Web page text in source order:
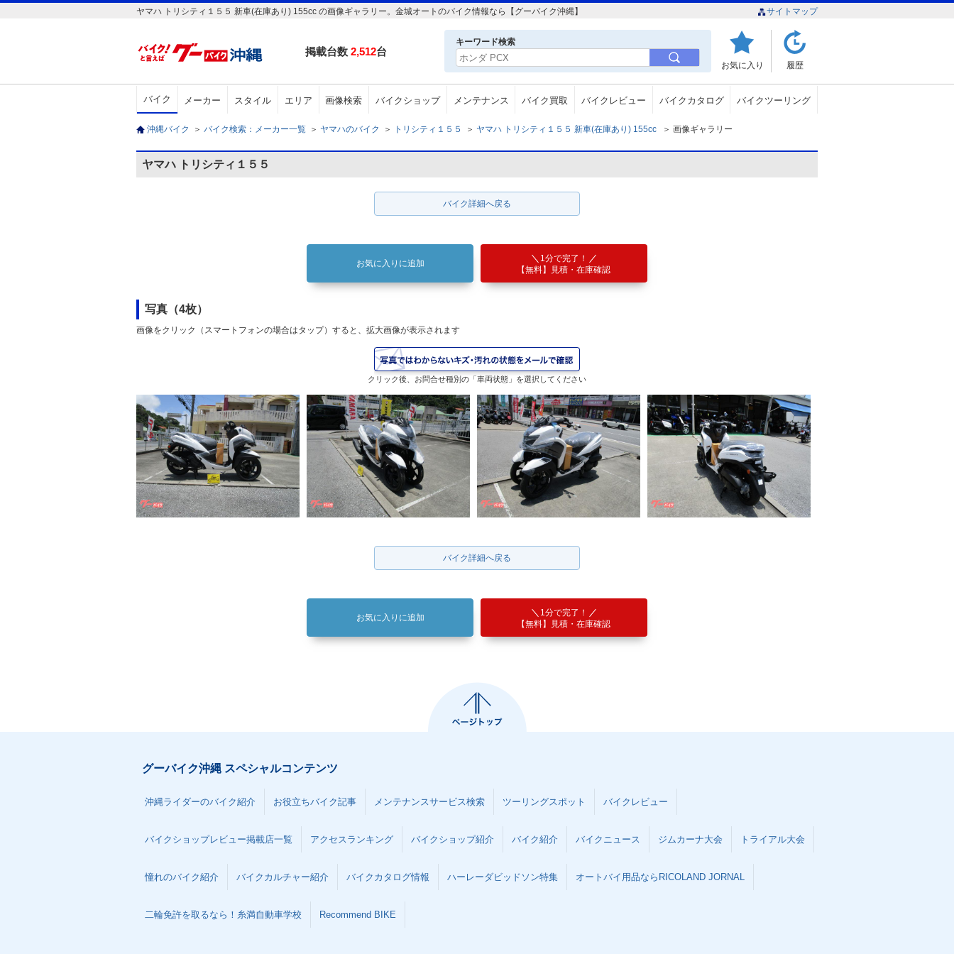
ヤマハ トリシティ１５５ 新車(在庫あり) 155cc の画像ギャラリー。金城オートのバイク情報なら【グーバイク沖縄】 サイトマップ
掲載台数 2,512台
キーワード検索
お気に入り 履歴
バイク メーカー スタイル エリア 画像検索 バイクショップ メンテナンス バイク買取 バイクレビュー バイクカタログ バイクツーリング
沖縄バイク ＞ バイク検索：メーカー一覧 ＞ ヤマハのバイク ＞ トリシティ１５５ ＞ ヤマハ トリシティ１５５ 新車(在庫あり) 155cc ＞ 画像ギャラリー
ヤマハ トリシティ１５５
バイク詳細へ戻る
お気に入りに追加
1分で完了！
【無料】見積・在庫確認
写真（4枚）
画像をクリック（スマートフォンの場合はタップ）すると、拡大画像が表示されます
クリック後、お問合せ種別の「車両状態」を選択してください
バイク詳細へ戻る
お気に入りに追加
1分で完了！
【無料】見積・在庫確認
グーバイク沖縄 スペシャルコンテンツ
沖縄ライダーのバイク紹介 お役立ちバイク記事 メンテナンスサービス検索 ツーリングスポット バイクレビュー
バイクショップレビュー掲載店一覧 アクセスランキング バイクショップ紹介 バイク紹介 バイクニュース ジムカーナ大会 トライアル大会
憧れのバイク紹介 バイクカルチャー紹介 バイクカタログ情報 ハーレーダビッドソン特集 オートバイ用品ならRICOLAND JORNAL
二輪免許を取るなら！糸満自動車学校 Recommend BIKE